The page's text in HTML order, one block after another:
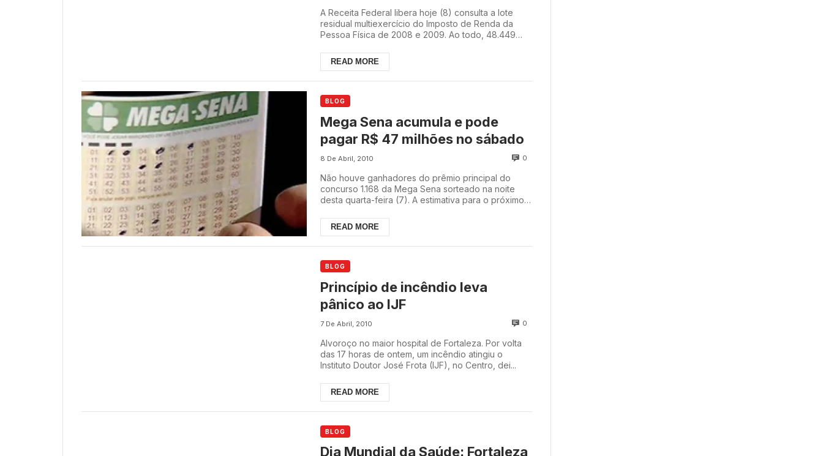
A Receita Federal libera hoje (8) consulta a lote
residual multiexercício do Imposto de Renda da
Pessoa Física de 2008 e 2009. Ao todo, 48.449
READ MORE
BLOG
Mega Sena acumula e pode
pagar R$ 47 milhões no sábado
8 De Abril, 2010 0
Não houve ganhadores do prêmio principal do
concurso 1.168 da Mega Sena sorteado na noite
desta quarta-feira (7). A estimativa para o próximo
READ MORE
BLOG
Princípio de incêndio leva
pânico ao IJF
7 De Abril, 2010 0
Alvoroço no maior hospital de Fortaleza. Por volta
das 17 horas de ontem, um incêndio atingiu o
Instituto Doutor José Frota (IJF), no Centro, dei...
READ MORE
BLOG
Dia Mundial da Saúde: Fortaleza